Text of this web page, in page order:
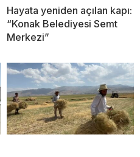
Hayata yeniden açılan kapı:
“Konak Belediyesi Semt
Merkezi”